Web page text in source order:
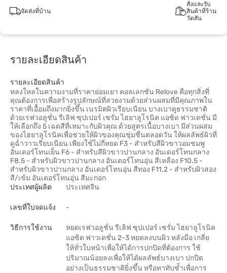
จัดส่งที่บ้าน
สั่งและรับ
สินค้าที่ร้าน
วัตสัน
รายละเอียดสินค้า
รายละเอียดสินค้า
หลงใหลในความงามที่ราคาย่อมเยา คอลเลกชัน Relove คือทุกสิ่งที่
คุณต้องการเพื่อสร้างรูปลักษณ์ที่สวยงามด้วยส่วนผสมที่มีคุณภาพใน
ราคาที่เอื้อมถึงมากยิ่งขึ้น เนรมิตผิวเรียบเนียน บางเบาดูธรรมชาติ
ด้วยเรฟวอลูชั่น รีเลิฟ ซุปเปอร์ เซรั่ม ไฮยาลูโรนิค แอซิด ฟาวเดชั่น มี
ให้เลือกถึง 5 เฉดสีที่เหมาะกับผิวคุณ ด้วยสูตรเนื้อบางเบา มีส่วนผสม
ของไฮยาลูโรนิคเพื่อช่วยให้ผิวของคุณชุ่มชื่นตลอดวัน ให้ผลลัพธ์ผิวที่
ดูฉ่ำวาวเรียบเนียน เพียงใช้ไม่กี่หยด F3 - สำหรับสีผิวขาวอมชมพู
อันเดอร์โทนเย็น F6 - สำหรับสีผิวขาวปานกลาง อันเดอร์โทนกลาง
F8.5 - สำหรับผิวขาวปานกลาง อันเดอร์โทนอุ่น สีเหลือง F10.5 -
สำหรับผิวขาวปานกลาง อันเดอร์โทนอุ่น สีทอง F11.2 - สำหรับผิวสอง
สี/เข้ม อันเดอร์โทนอุ่น สีมะกอก
ประเทศผู้ผลิต
ประเทศจีน
เลขที่ใบจดแจ้ง -
วิธีการใช้งาน
หยดเรฟวอลูชั่น รีเลิฟ ซุปเปอร์ เซรั่ม ไฮยาลูโรนิค
แอซิด ฟาวเดชั่น 2-3 หยดลงบนผิว หลังมือ เกลี่ย
ให้ทั่วใบหน้าเพื่อให้ได้การปกปิดที่ต้องการ ใช้
ปริมาณน้อยลงเพื่อให้ได้ผลลัพธ์บางเบา ปกปิด
อย่างเป็นธรรมชาติยิ่งขึ้น หรือทาทับซ้ำเพื่อการ